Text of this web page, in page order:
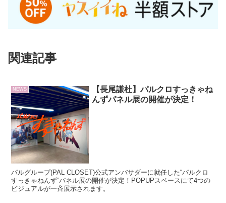
関連記事
NEWS
【長尾謙杜】パルクロすっきゃね
んずパネル展の開催が決定！
パルグループ(PAL CLOSET)公式アンバサダーに就任した“パルクロ
すっきゃねんず”パネル展の開催が決定！POPUPスペースにて4つの
ビジュアルが一斉展示されます。